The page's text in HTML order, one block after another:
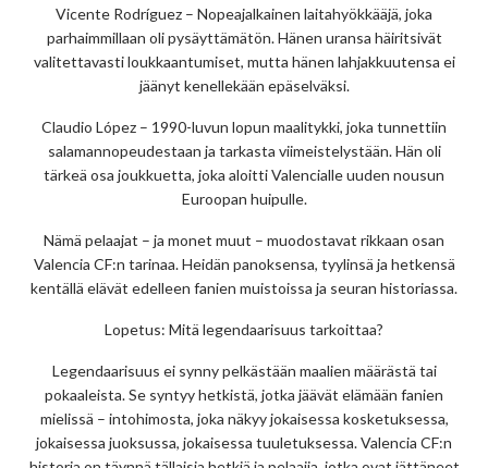
Vicente Rodríguez – Nopeajalkainen laitahyökkääjä, joka
parhaimmillaan oli pysäyttämätön. Hänen uransa häiritsivät
valitettavasti loukkaantumiset, mutta hänen lahjakkuutensa ei
jäänyt kenellekään epäselväksi.
Claudio López – 1990-luvun lopun maalitykki, joka tunnettiin
salamannopeudestaan ja tarkasta viimeistelystään. Hän oli
tärkeä osa joukkuetta, joka aloitti Valencialle uuden nousun
Euroopan huipulle.
Nämä pelaajat – ja monet muut – muodostavat rikkaan osan
Valencia CF:n tarinaa. Heidän panoksensa, tyylinsä ja hetkensä
kentällä elävät edelleen fanien muistoissa ja seuran historiassa.
Lopetus: Mitä legendaarisuus tarkoittaa?
Legendaarisuus ei synny pelkästään maalien määrästä tai
pokaaleista. Se syntyy hetkistä, jotka jäävät elämään fanien
mielissä – intohimosta, joka näkyy jokaisessa kosketuksessa,
jokaisessa juoksussa, jokaisessa tuuletuksessa. Valencia CF:n